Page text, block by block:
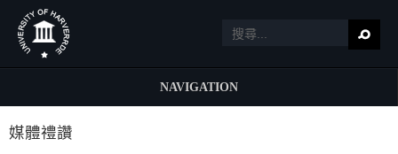
NAVIGATION
媒體禮讚